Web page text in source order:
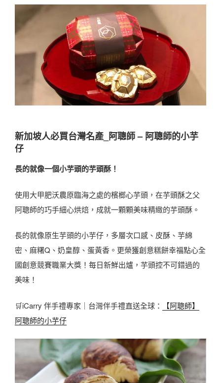
新加坡人必買台灣名產 _阿聰師 – 阿聰師的小芋
仔
長的就像一個小芋頭的芋頭酥！
使用大甲肥沃農原臨海之處的檳榔心芋頭，在芋頭酥之父
阿聰師的巧手細心烘焙，成就一顆顆美味精緻的芋頭酥。
長的就像原生芋頭的小芋仔，多層次口感、皮酥、芋綿
密、麻糬Q、奶皇醇、蛋黃香。更榮獲創意糕餅幸福點心全
國創意競賽職業大獎！每日新鮮出爐，芋頭控不可錯過的
美味！
🛒iCarry 伴手禮專家｜台灣伴手禮直送全球：
【阿聰師】
阿聰師的小芋仔